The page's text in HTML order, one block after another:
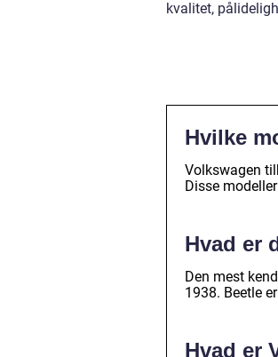
kvalitet,
Hvilke
Volkswagen
Disse
Hvad er
Den mest
1938. Beetle
Hvad er